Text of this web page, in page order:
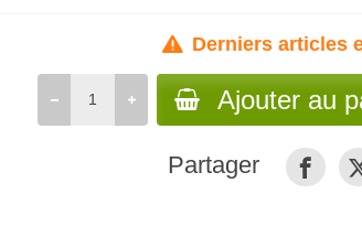
Derniers articles
Ajouter au
Partager